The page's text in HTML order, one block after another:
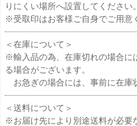
りにくい場所へ設置してください。
※受取印はお客様ご自身でご用意
＜在庫について＞
※輸入品の為、在庫切れの場合に
る場合がございます。
お急ぎの場合には、事前に在庫
＜送料について＞
※お届け先により別途送料が必要